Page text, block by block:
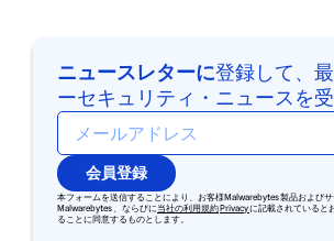
ニュースレターに登録して、
ーセキュリティ・ニュースを
会員登録
本フォームを送信することにより、お客様Malwarebytes 製品および
Malwarebytes 、ならびに当社の利用規約Privacyに記載されていると
ることに同意するものとします。